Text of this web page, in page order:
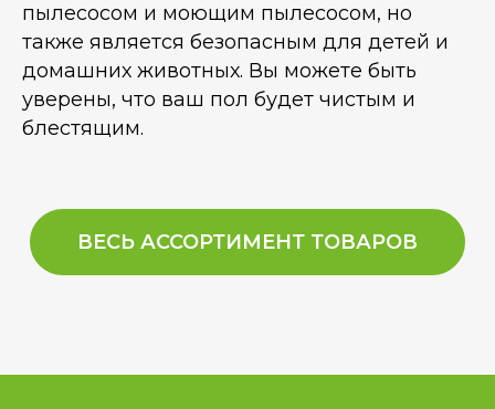
пылесосом и моющим пылесосом, но
также является безопасным для детей и
домашних животных. Вы можете быть
уверены, что ваш пол будет чистым и
блестящим.
ВЕСЬ АССОРТИМЕНТ ТОВАРОВ